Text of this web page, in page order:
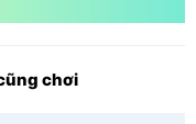
chơi